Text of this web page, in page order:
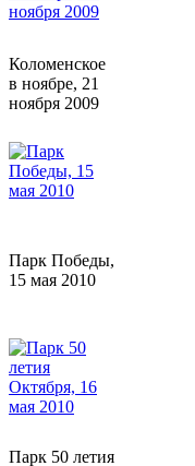
Коломенское
в ноябре, 21
ноября 2009
Парк Победы,
15 мая 2010
Парк 50 летия